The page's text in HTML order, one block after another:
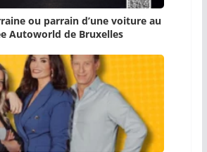
ou parrain d’une voiture au
Autoworld de Bruxelles